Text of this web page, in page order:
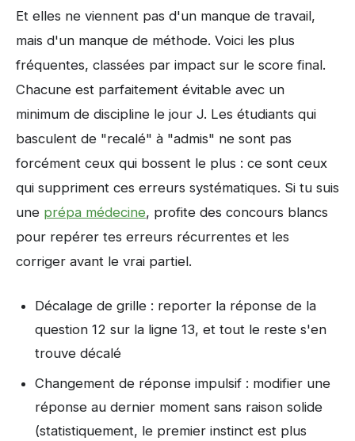
Et elles ne viennent pas d'un manque de travail,
mais d'un manque de méthode. Voici les plus
fréquentes, classées par impact sur le score final.
Chacune est parfaitement évitable avec un
minimum de discipline le jour J. Les étudiants qui
basculent de "recalé" à "admis" ne sont pas
forcément ceux qui bossent le plus : ce sont ceux
qui suppriment ces erreurs systématiques. Si tu suis
une prépa médecine, profite des concours blancs
pour repérer tes erreurs récurrentes et les
corriger avant le vrai partiel.
Décalage de grille : reporter la réponse de la
question 12 sur la ligne 13, et tout le reste s'en
trouve décalé
Changement de réponse impulsif : modifier une
réponse au dernier moment sans raison solide
(statistiquement, le premier instinct est plus